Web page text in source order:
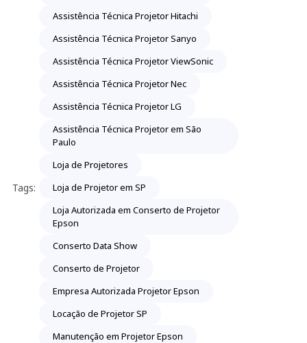
Tags:
Assistência Técnica Projetor Hitachi
Assistência Técnica Projetor Sanyo
Assistência Técnica Projetor ViewSonic
Assistência Técnica Projetor Nec
Assistência Técnica Projetor LG
Assistência Técnica Projetor em São
Paulo
Loja de Projetores
Loja de Projetor em SP
Loja Autorizada em Conserto de Projetor
Epson
Conserto Data Show
Conserto de Projetor
Empresa Autorizada Projetor Epson
Locação de Projetor SP
Manutenção em Projetor Epson